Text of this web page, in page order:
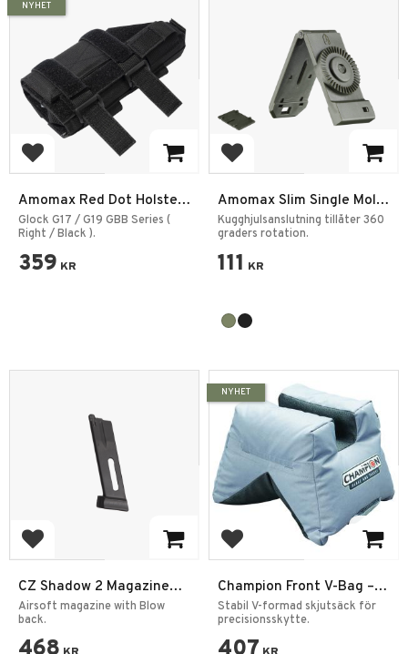
Add to favorites
Amomax Red Dot Holster
Glock 17/19
Glock G17 / G19 GBB Series (
Right / Black ).
359 KR
NYHET
Add to favorites
Amomax Slim Single Molle
Attachment
Kugghjulsanslutning tillåter 360
graders rotation.
111 KR
Add to favorites
CZ Shadow 2 Magazine
Co2 6mm
Airsoft magazine with Blow
back.
Add to favorites
Champion Front V-Bag –
Stabilt Skjutstöd
Stabil V-formad skjutsäck för
precisionsskytte.
NYHET